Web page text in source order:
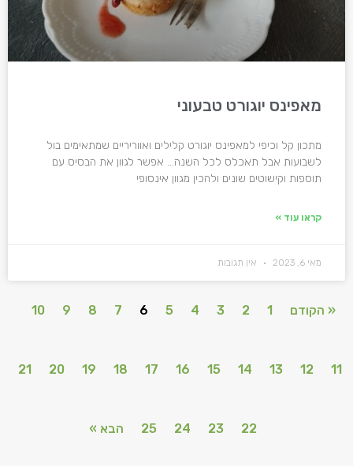
מאפינס יוגורט טבעוני
מתכון קל וכיפי למאפינס יוגורט קלילים ואווריריים שמתאימים בול
לשבועות אבל תאכלס לכל השנה… אפשר לגוון את הבסיס עם
תוספות וקישוטים שונים ולהכין מגוון אינסופי
קראו עוד »
מאי 6, 2023 אין תגובות
« הקודם 1
2
3
4
5
6
7
8
9
10
11
12
13
14
15
16
17
18
19
20
21
22
23
24
25 הבא »